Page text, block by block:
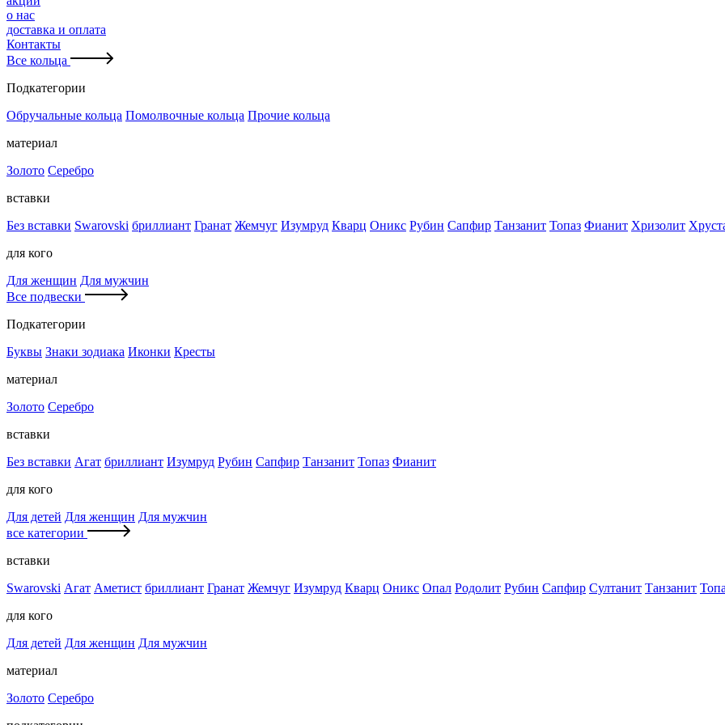
о нас
доставка и оплата
Контакты
Все кольца
Подкатегории
Обручальные кольца Помолвочные кольца Прочие кольца
материал
Золото Серебро
вставки
Без вставки Swarovski бриллиант Гранат Жемчуг Изумруд Кварц Оникс Рубин Сапфир Танзанит Топаз Фианит Хризолит
для кого
Для женщин Для мужчин
Все подвески
Подкатегории
Буквы Знаки зодиака Иконки Кресты
материал
Золото Серебро
вставки
Без вставки Агат бриллиант Изумруд Рубин Сапфир Танзанит Топаз Фианит
для кого
Для детей Для женщин Для мужчин
все категории
вставки
Swarovski Агат Аметист бриллиант Гранат Жемчуг Изумруд Кварц Оникс Опал Родолит Рубин Сапфир Султанит Танзанит
для кого
Для детей Для женщин Для мужчин
материал
Золото Серебро